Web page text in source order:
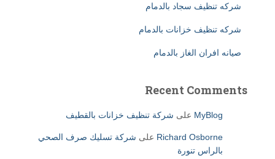
شركه تنظيف سجاد بالدمام
شركه تنظيف خزانات بالدمام
صيانه افران الغاز بالدمام
Recent Comments
MyBlog على شركة تنظيف خزانات بالقطيف
Richard Osborne على شركة تسليك صرف الصحي
بالراس تنورة